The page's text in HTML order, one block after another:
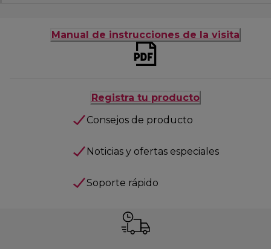
Manual de instrucciones de la visita
Registra tu producto
Consejos de producto
Noticias y ofertas especiales
Soporte rápido